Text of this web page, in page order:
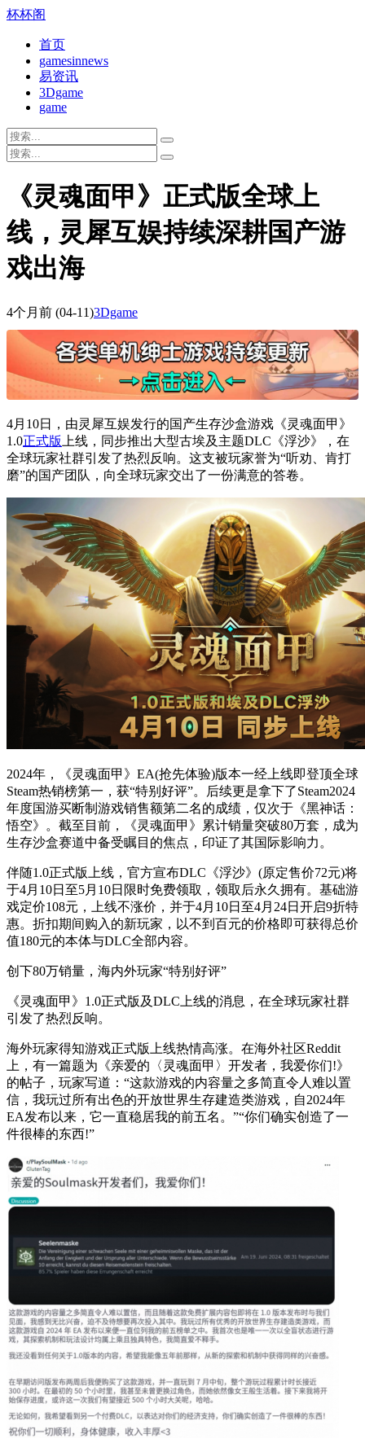
杯杯阁
首页
gamesinnews
易资讯
3Dgame
game
《灵魂面甲》正式版全球上
线，灵犀互娱持续深耕国产游
戏出海
4个月前 (04-11)3Dgame
4月10日，由灵犀互娱发行的国产生存沙盒游戏《灵魂面甲》
1.0正式版 上线，同步推出大型古埃及主题DLC《浮沙》，在
全球玩家社群引发了热烈反响。这支被玩家誉为“听劝、肯打
磨”的国产团队，向全球玩家交出了一份满意的答卷。
2024年，《灵魂面甲》EA(抢先体验)版本一经上线即登顶全球
Steam热销榜第一，获“特别好评”。后续更是拿下了Steam2024
年度国游买断制游戏销售额第二名的成绩，仅次于《黑神话：
悟空》。截至目前，《灵魂面甲》累计销量突破80万套，成为
生存沙盒赛道中备受瞩目的焦点，印证了其国际影响力。
伴随1.0正式版上线，官方宣布DLC《浮沙》(原定售价72元)将
于4月10日至5月10日限时免费领取，领取后永久拥有。基础游
戏定价108元，上线不涨价，并于4月10日至4月24日开启9折特
惠。折扣期间购入的新玩家，以不到百元的价格即可获得总价
值180元的本体与DLC全部内容。
创下80万销量，海内外玩家“特别好评”
《灵魂面甲》1.0正式版及DLC上线的消息，在全球玩家社群
引发了热烈反响。
海外玩家得知游戏正式版上线热情高涨。在海外社区Reddit
上，有一篇题为《亲爱的〈灵魂面甲〉开发者，我爱你们!》
的帖子，玩家写道：“这款游戏的内容量之多简直令人难以置
信，我玩过所有出色的开放世界生存建造类游戏，自2024年
EA发布以来，它一直稳居我的前五名。”“你们确实创造了一
件很棒的东西!”